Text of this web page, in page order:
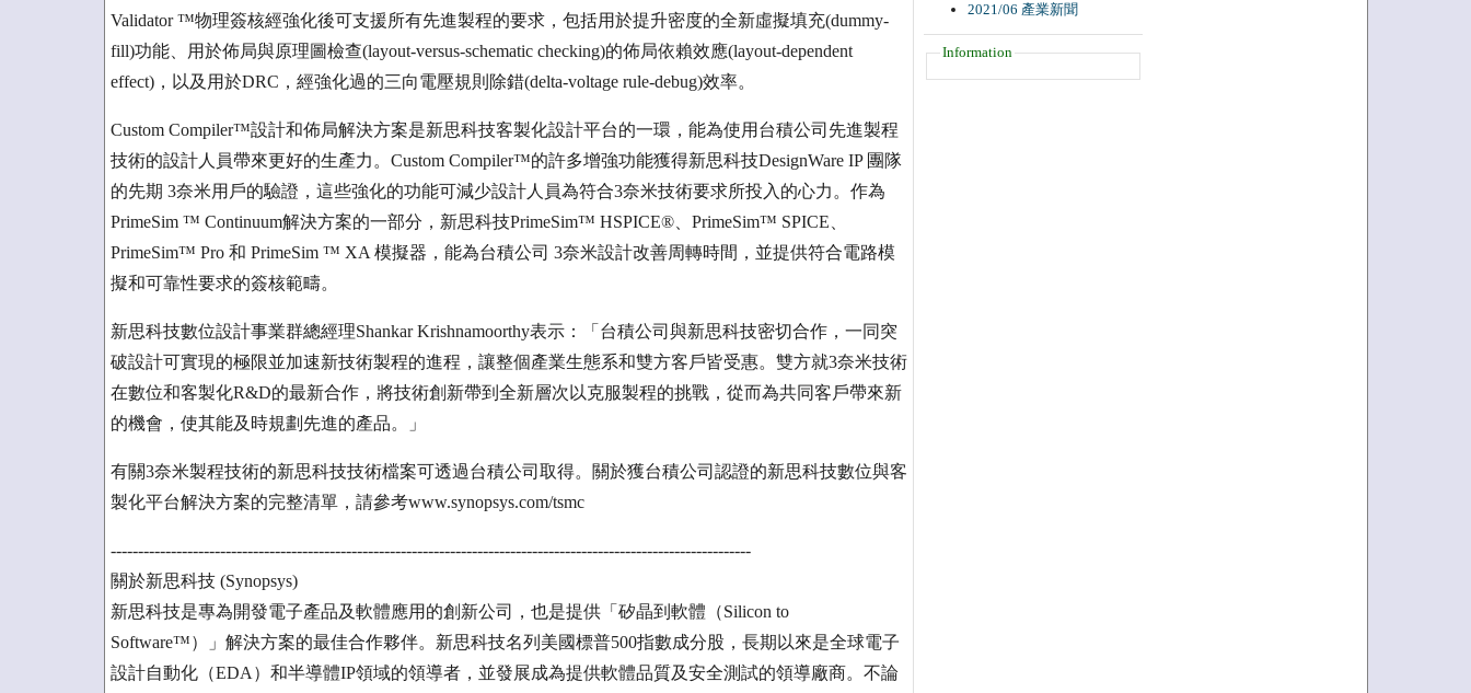
Validator ™物理簽核經強化後可支援所有先進製程的要求，包括用於提升密度的全新虛擬填充(dummy-
fill)功能、用於佈局與原理圖檢查(layout-versus-schematic checking)的佈局依賴效應(layout-dependent
effect)，以及用於DRC，經強化過的三向電壓規則除錯(delta-voltage rule-debug)效率。
Custom Compiler™設計和佈局解決方案是新思科技客製化設計平台的一環，能為使用台積公司先進製程
技術的設計人員帶來更好的生產力。Custom Compiler™的許多增強功能獲得新思科技DesignWare IP 團隊
的先期 3奈米用戶的驗證，這些強化的功能可減少設計人員為符合3奈米技術要求所投入的心力。作為
PrimeSim ™ Continuum解決方案的一部分，新思科技PrimeSim™ HSPICE®、PrimeSim™ SPICE、
PrimeSim™ Pro 和 PrimeSim ™ XA 模擬器，能為台積公司 3奈米設計改善周轉時間，並提供符合電路模
擬和可靠性要求的簽核範疇。
新思科技數位設計事業群總經理Shankar Krishnamoorthy表示：「台積公司與新思科技密切合作，一同突
破設計可實現的極限並加速新技術製程的進程，讓整個產業生態系和雙方客戶皆受惠。雙方就3奈米技術
在數位和客製化R&D的最新合作，將技術創新帶到全新層次以克服製程的挑戰，從而為共同客戶帶來新
的機會，使其能及時規劃先進的產品。」
有關3奈米製程技術的新思科技技術檔案可透過台積公司取得。關於獲台積公司認證的新思科技數位與客
製化平台解決方案的完整清單，請參考www.synopsys.com/tsmc
---------------------------------------------------------------------------------------------------------------------
關於新思科技 (Synopsys)
新思科技是專為開發電子產品及軟體應用的創新公司，也是提供「矽晶到軟體（Silicon to
Software™）」解決方案的最佳合作夥伴。新思科技名列美國標普500指數成分股，長期以來是全球電子
設計自動化（EDA）和半導體IP領域的領導者，並發展成為提供軟體品質及安全測試的領導廠商。不論
2021/06 產業新聞
Information